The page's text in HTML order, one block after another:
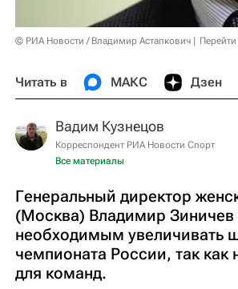
© РИА Новости / Владимир Астапкович
Читать в МАКС Дзен
Вадим Кузнецов
Корреспондент РИА Новости Спорт
Все материалы
Генеральный директор
(Москва) Владимир Зиничев
необходимым увеличивать
чемпионата России, так
для команд.